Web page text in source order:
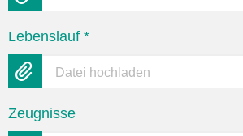
Lebenslauf *
Datei hochladen
Zeugnisse